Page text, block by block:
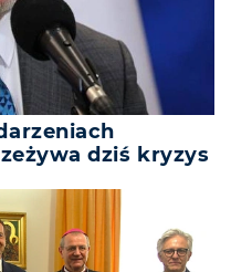
dziś kryzys